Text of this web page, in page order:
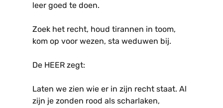
leer goed te doen.
Zoek het recht, houd tirannen in toom,
kom op voor wezen, sta weduwen bij.
De HEER zegt:
Laten we zien wie er in zijn recht staat. Al
zijn je zonden rood als scharlaken,